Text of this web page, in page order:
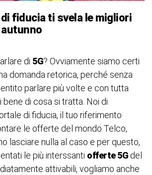
di fiducia ti svela le migliori
di 5G? Ovviamente siamo certi
domanda retorica, perché senza
parlare più volte e con tutta
bene di cosa si tratta. Noi di
di fiducia, il tuo riferimento
le offerte del mondo Telco,
lasciare nulla al caso e per questo,
le più interssanti offerte 5G del
attivabili, vogliamo anche